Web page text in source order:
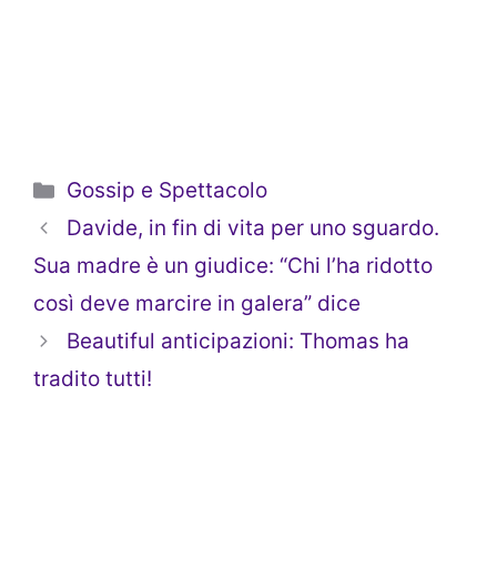
Categorie
Gossip e Spettacolo
Davide, in fin di vita per uno sguardo.
Sua madre è un giudice: “Chi l’ha ridotto
così deve marcire in galera” dice
Beautiful anticipazioni: Thomas ha
tradito tutti!